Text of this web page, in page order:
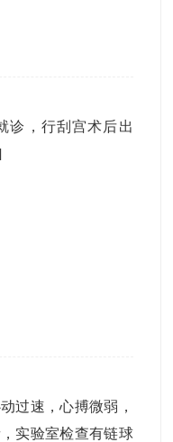
诊，行刮宫术后出
过速，心搏微弱，
实验室检查有链球